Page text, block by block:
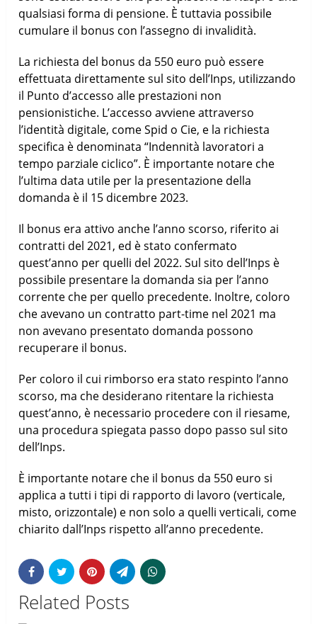
qualsiasi forma di pensione. È tuttavia possibile
cumulare il bonus con l’assegno di invalidità.
La richiesta del bonus da 550 euro può essere
effettuata direttamente sul sito dell’Inps, utilizzando
il Punto d’accesso alle prestazioni non
pensionistiche. L’accesso avviene attraverso
l’identità digitale, come Spid o Cie, e la richiesta
specifica è denominata “Indennità lavoratori a
tempo parziale ciclico”. È importante notare che
l’ultima data utile per la presentazione della
domanda è il 15 dicembre 2023.
Il bonus era attivo anche l’anno scorso, riferito ai
contratti del 2021, ed è stato confermato
quest’anno per quelli del 2022. Sul sito dell’Inps è
possibile presentare la domanda sia per l’anno
corrente che per quello precedente. Inoltre, coloro
che avevano un contratto part-time nel 2021 ma
non avevano presentato domanda possono
recuperare il bonus.
Per coloro il cui rimborso era stato respinto l’anno
scorso, ma che desiderano ritentare la richiesta
quest’anno, è necessario procedere con il riesame,
una procedura spiegata passo dopo passo sul sito
dell’Inps.
È importante notare che il bonus da 550 euro si
applica a tutti i tipi di rapporto di lavoro (verticale,
misto, orizzontale) e non solo a quelli verticali, come
chiarito dall’Inps rispetto all’anno precedente.
Related Posts